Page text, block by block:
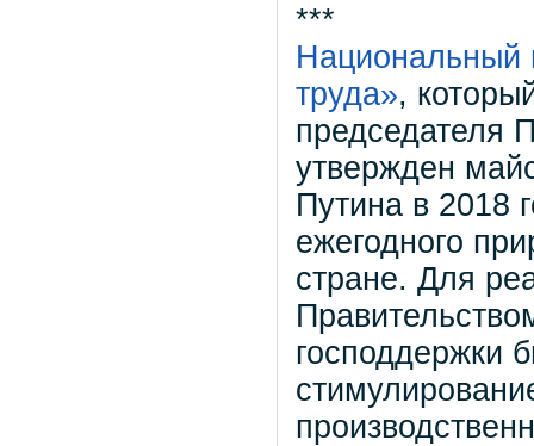
***
Национальный
труда»,
председателя
утвержден
Путина в 2018
ежегодного
стране. Для
господдержки